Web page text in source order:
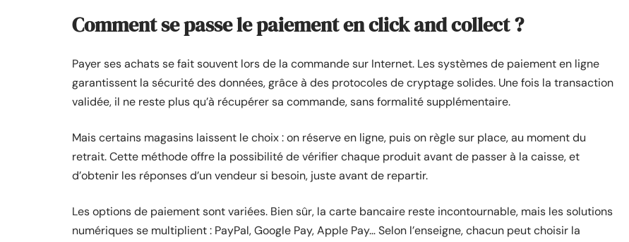
Comment se passe le paiement en click and collect ?
Payer ses achats se fait souvent lors de la commande sur Internet. Les systèmes de paiement en ligne
garantissent la sécurité des données, grâce à des protocoles de cryptage solides. Une fois la transaction
validée, il ne reste plus qu’à récupérer sa commande, sans formalité supplémentaire.
Mais certains magasins laissent le choix : on réserve en ligne, puis on règle sur place, au moment du
retrait. Cette méthode offre la possibilité de vérifier chaque produit avant de passer à la caisse, et
d’obtenir les réponses d’un vendeur si besoin, juste avant de repartir.
Les options de paiement sont variées. Bien sûr, la carte bancaire reste incontournable, mais les solutions
numériques se multiplient : PayPal, Google Pay, Apple Pay… Selon l’enseigne, chacun peut choisir la